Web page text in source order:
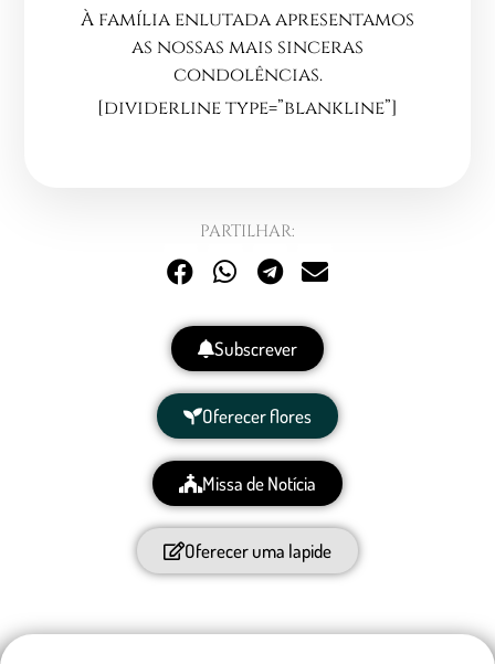
À família enlutada apresentamos
as nossas mais sinceras
condolências.
[dividerline type=”blankline”]
PARTILHAR:
Subscrever
Oferecer flores
Missa de Notícia
Oferecer uma lapide